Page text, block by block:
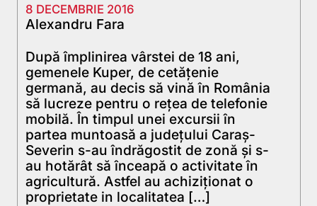
8 DECEMBRIE 2016
Alexandru Fara
După împlinirea vârstei de 18 ani,
gemenele Kuper, de cetățenie
germană, au decis să vină în România
să lucreze pentru o rețea de telefonie
mobilă. În timpul unei excursii în
partea muntoasă a județului Caraș-
Severin s-au îndrăgostit de zonă și s-
au hotărât să înceapă o activitate în
agricultură. Astfel au achiziționat o
proprietate in localitatea […]